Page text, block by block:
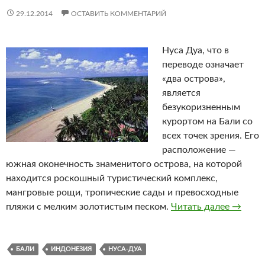
29.12.2014 ОСТАВИТЬ КОММЕНТАРИЙ
Нуса Дуа, что в
переводе означает
«два острова»,
является
безукоризненным
курортом на Бали со
всех точек зрения. Его
расположение —
южная оконечность знаменитого острова, на которой
находится роскошный туристический комплекс,
мангровые рощи, тропические сады и превосходные
пляжи с мелким золотистым песком. Читать далее Нуса
→
БАЛИ ИНДОНЕЗИЯ НУСА-ДУА